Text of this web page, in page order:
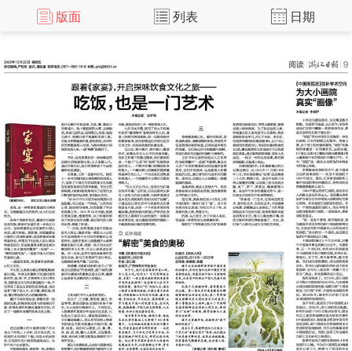
版面 列表 日期